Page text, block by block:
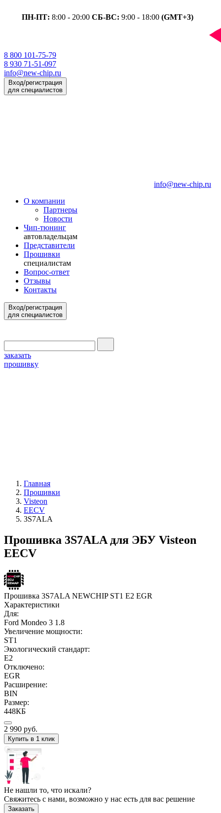
ПН-ПТ: 8:00 - 20:00 СБ-ВС: 9:00 - 18:00 (GMT+3)
8 800 101-75-79
8 930 71-51-097
info@new-chip.ru
Вход/регистрация
для специалистов
info@new-chip.ru
О компании
Партнеры
Новости
Чип-тюнинг
автовладельцам
Представители
Прошивки
специалистам
Вопрос-ответ
Отзывы
Контакты
Вход/регистрация
для специалистов
заказать
прошивку
Главная
Прошивки
Visteon
EECV
3S7ALA
Прошивка 3S7ALA для ЭБУ Visteon
EECV
Прошивка 3S7ALA NEWCHIP ST1 E2 EGR
Характеристики
Для:
Ford Mondeo 3 1.8
Увеличение мощности:
ST1
Экологический стандарт:
E2
Отключено:
EGR
Расширение:
BIN
Размер:
448КБ
2 990 руб.
Купить в 1 клик
Не нашли то, что искали?
Свяжитесь с нами, возможно у нас есть для вас решение
Заказать